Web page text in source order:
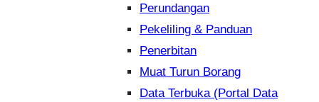
Perundangan
Pekeliling & Panduan
Penerbitan
Muat Turun Borang
Data Terbuka (Portal Data